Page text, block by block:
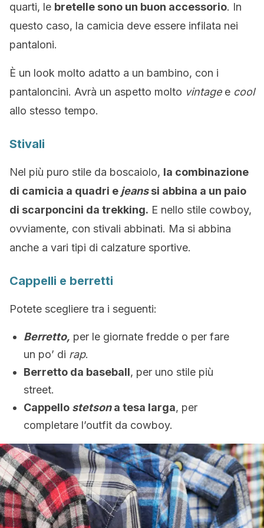
quarti, le bretelle sono un buon accessorio. In
questo caso, la camicia deve essere infilata nei
pantaloni.
È un look molto adatto a un bambino, con i
pantaloncini. Avrà un aspetto molto vintagee cool
allo stesso tempo.
Stivali
Nel più puro stile da boscaiolo, la combinazione
di camicia a quadri e jeanssi abbina a un paio
di scarponcini da trekking. E nello stile cowboy,
ovviamente, con stivali abbinati. Ma si abbina
anche a vari tipi di calzature sportive.
Cappelli e berretti
Potete scegliere tra i seguenti:
Berretto, per le giornate fredde o per fare
un po’ di rap.
Berretto da baseball, per uno stile più
street.
Cappello stetsona tesa larga, per
completare l’outfit da cowboy.